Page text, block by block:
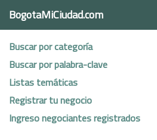
BogotaMiCiudad.com
Buscar por categoría
Buscar por palabra-clave
Listas temáticas
Registrar tu negocio
Ingreso negociantes registrados